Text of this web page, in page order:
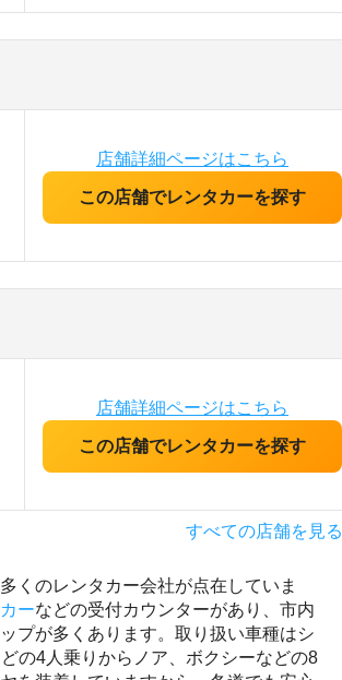
店舗詳細ページはこちら
この店舗でレンタカーを探す
店舗詳細ページはこちら
この店舗でレンタカーを探す
すべての店舗を見る
くのレンタカー会社が点在していま
ーなどの受付カウンターがあり、市内
プが多くあります。取り扱い車種はシ
の4人乗りからノア、ボクシーなどの8